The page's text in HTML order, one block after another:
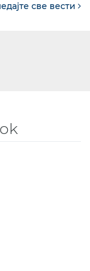
све вести